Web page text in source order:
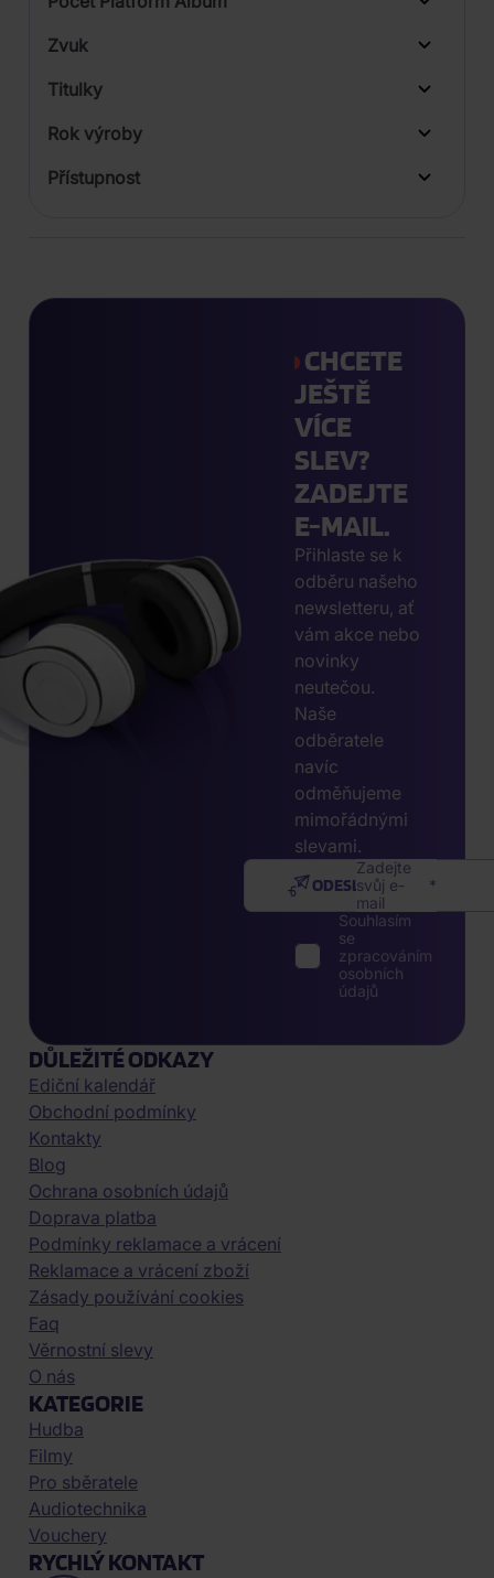
Zvuk
Titulky
Rok výroby
Přístupnost
CHCETE
JEŠTĚ
VÍCE
SLEV?
ZADEJTE
E-MAIL.
Přihlaste se k
odběru našeho
newsletteru, ať
vám akce nebo
novinky
neutečou.
Naše
odběratele
navíc
odměňujeme
mimořádnými
slevami.
Zadejte
svůj e-
mail
ODESLAT
Souhlasím
se
zpracováním
osobních
údajů
DŮLEŽITÉ ODKAZY
Ediční kalendář
Obchodní podmínky
Kontakty
Blog
Ochrana osobních údajů
Doprava platba
Podmínky reklamace a vrácení
Reklamace a vrácení zboží
Zásady používání cookies
Faq
Věrnostní slevy
O nás
KATEGORIE
Hudba
Filmy
Pro sběratele
Audiotechnika
Vouchery
RYCHLÝ KONTAKT